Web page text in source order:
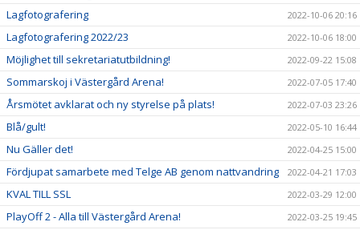
Lagfotografering 2022-10-06 20:16
Lagfotografering 2022/23 2022-10-06 18:00
Möjlighet till sekretariatutbildning! 2022-09-22 15:08
Sommarskoj i Västergård Arena! 2022-07-05 17:40
Årsmötet avklarat och ny styrelse på plats! 2022-07-03 23:26
Blå/gult! 2022-05-10 16:44
Nu Gäller det! 2022-04-25 15:00
Fördjupat samarbete med Telge AB genom nattvandring 2022-04-21 17:03
KVAL TILL SSL 2022-03-29 12:00
PlayOff 2 - Alla till Västergård Arena! 2022-03-25 19:45